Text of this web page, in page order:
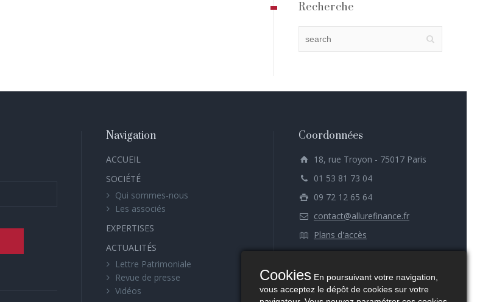
Recherche
Navigation
ACCUEIL
SOCIÉTÉ
Qui sommes-nous
Les associés
EXPERTISES
ACTUALITÉS
Lettre Patrimoniale
Revue de presse
Vidéos
Coordonnées
18, rue Troyon - 75017 Paris
01 53 81 73 04
09 72 12 65 64
contact@allurefinance.fr
Plans d'accès
Cookies En poursuivant votre navigation,
vous acceptez le dépôt de cookies sur votre